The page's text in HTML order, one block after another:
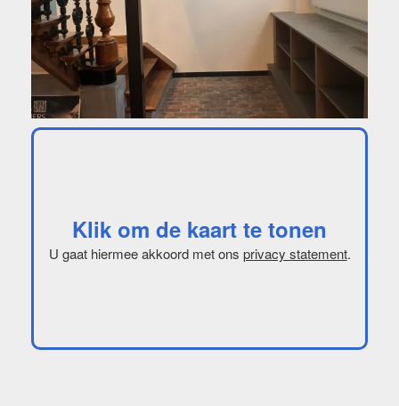
Klik om de kaart te tonen
U gaat hiermee akkoord met ons privacy statement.